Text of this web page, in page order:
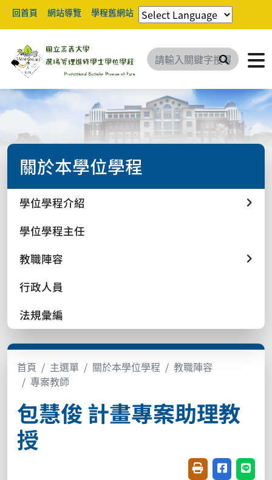
回首頁 網站導覽 學程舊網站
搜尋
關於本學位學程
學位學程介紹
學位學程主任
教職陣容
行政人員
法規彙編
首頁 主選單 關於本學位學程
教職陣容
專案教師
包慧俊 計畫專案助理教
授
友善列印(開新視
分享至臉書
分享